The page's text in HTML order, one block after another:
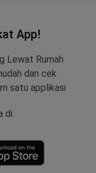
App!
Lewat Rumah
dan cek
satu applikasi
di: